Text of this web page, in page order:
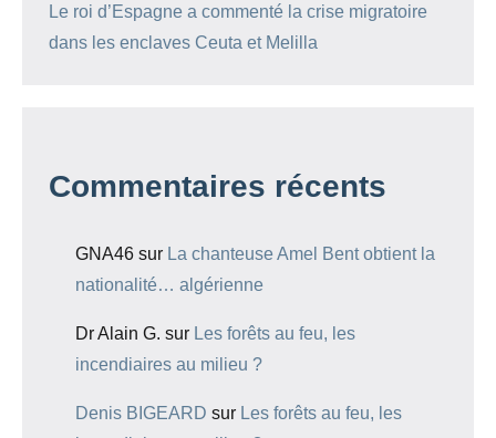
Le roi d’Espagne a commenté la crise migratoire
dans les enclaves Ceuta et Melilla
Commentaires récents
GNA46 sur La chanteuse Amel Bent obtient la
nationalité… algérienne
Dr Alain G. sur Les forêts au feu, les
incendiaires au milieu ?
Denis BIGEARD sur Les forêts au feu, les